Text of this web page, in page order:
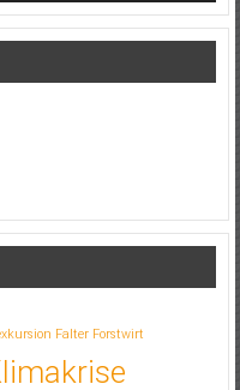
Falter Forstwirt